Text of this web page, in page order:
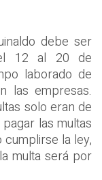
debe ser
12 al 20 de
laborado de
las empresas.
solo eran de
las multas
la ley,
multa será por